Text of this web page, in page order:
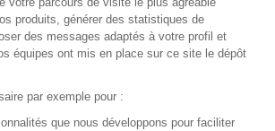
Plan du site
–Organisation SAFI
produits, générer des statistiques de
des messages adaptés à votre profil et
équipes ont mis en place sur ce site le dépôt
par exemple pour :
que nous développons pour faciliter